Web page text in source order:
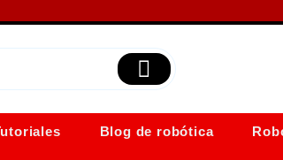
Blog de robótica